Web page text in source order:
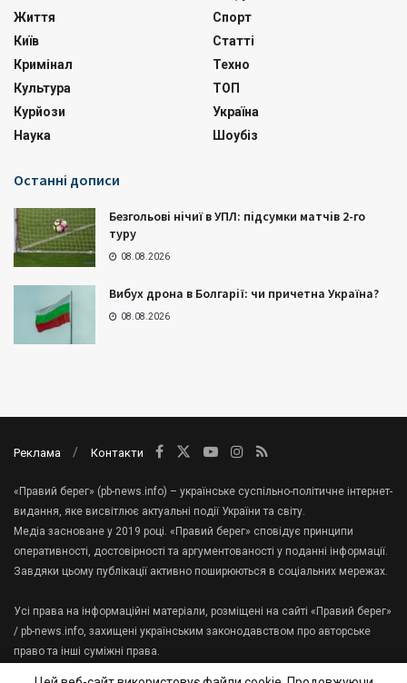
Життя
Київ
Кримінал
Культура
Курйози
Наука
Спорт
Статті
Техно
ТОП
Україна
Шоубіз
Останні дописи
Безгольові нічиї в УПЛ: підсумки матчів 2-го
туру
08.08.2026
Вибух дрона в Болгарії: чи причетна Україна?
08.08.2026
Реклама Контакти
«Правий берег» (pb-news.info) – українське суспільно-політичне інтернет-
видання, яке висвітлює актуальні події України та світу.
Медіа засноване у 2019 році. «Правий берег» сповідує принципи
оперативності, достовірності та аргументованості у поданні інформації.
Завдяки цьому публікації активно поширюються в соціальних мережах.
Усі права на інформаційні матеріали, розміщені на сайті «Правий берег»
/ pb-news.info, захищені українським законодавством про авторське
право та інші суміжні права.